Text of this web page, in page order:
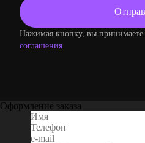
Нажимая кнопку, вы принимаете
соглашения
Оформление заказа